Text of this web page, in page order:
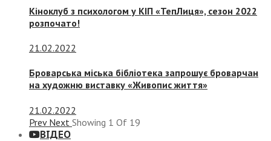
Кіноклуб з психологом у КІП «ТепЛиця», сезон 2022
розпочато!
21.02.2022
Броварська міська бібліотека запрошує броварчан
на художню виставку «Живопис життя»
21.02.2022
Prev Next Showing 1 Of 19
ВІДЕО